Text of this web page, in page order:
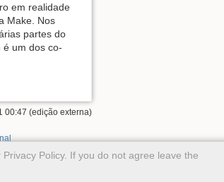
em realidade
Make. Nos
partes do
é um dos co-
Policy. If you do not agree leave the
00:47 (edição externa)